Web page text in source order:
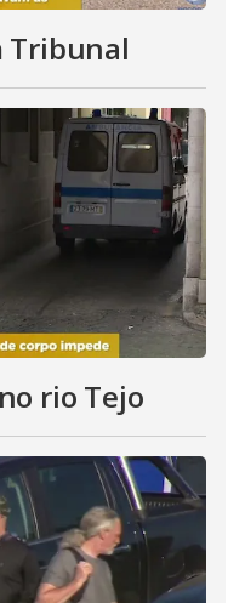
Tribunal
rio Tejo